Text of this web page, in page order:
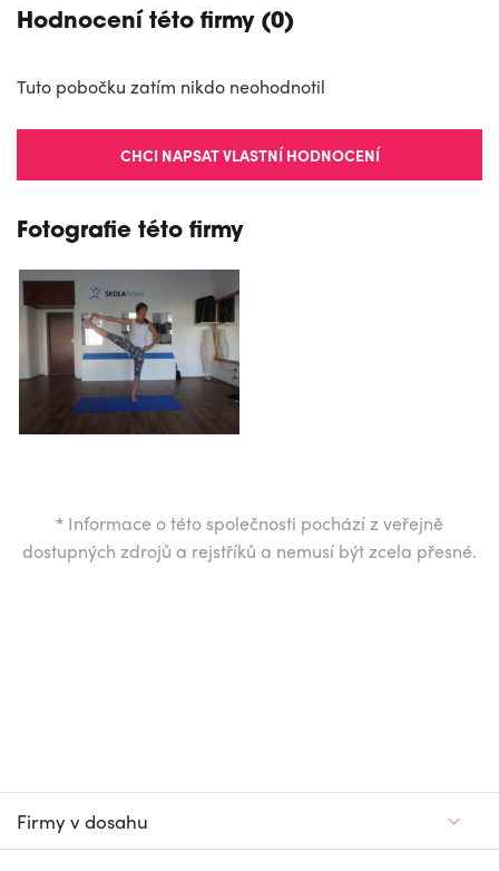
Hodnocení této firmy (0)
Tuto pobočku zatím nikdo neohodnotil
CHCI NAPSAT VLASTNÍ HODNOCENÍ
Fotografie této firmy
* Informace o této společnosti pochází z veřejně
dostupných zdrojů a rejstříků a nemusí být zcela přesné.
Firmy v dosahu